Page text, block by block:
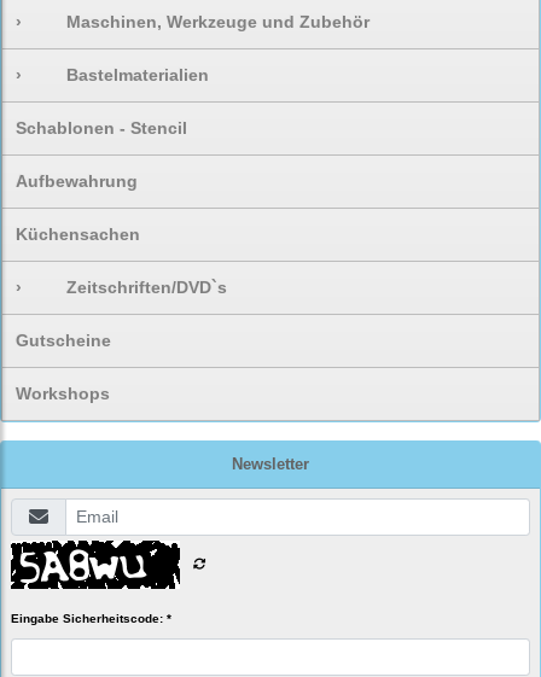
› Maschinen, Werkzeuge und Zubehör
› Bastelmaterialien
Schablonen - Stencil
Aufbewahrung
Küchensachen
› Zeitschriften/DVD`s
Gutscheine
Workshops
Newsletter
Eingabe Sicherheitscode: *